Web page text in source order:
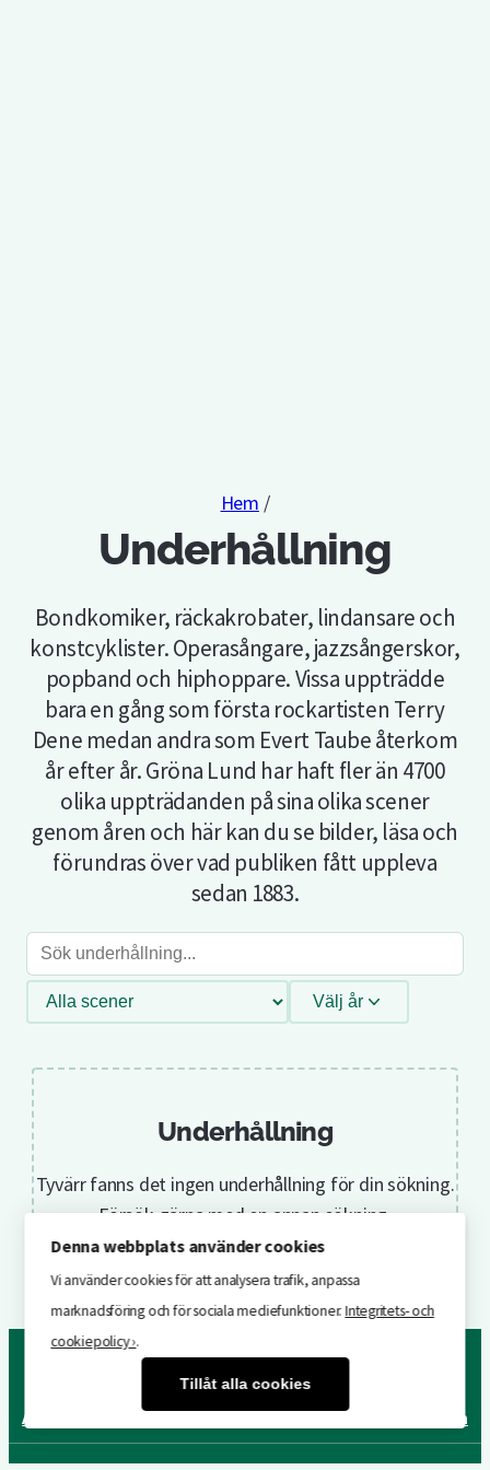
Hem /
Underhållning
Bondkomiker, räckakrobater, lindansare och
konstcyklister. Operasångare, jazzsångerskor,
popband och hiphoppare. Vissa uppträdde
bara en gång som första rockartisten Terry
Dene medan andra som Evert Taube återkom
år efter år. Gröna Lund har haft fler än 4700
olika uppträdanden på sina olika scener
genom åren och här kan du se bilder, läsa och
förundras över vad publiken fått uppleva
sedan 1883.
Sök
underhållning
Filtrera
efter
Välj år
Underhållning
Tyvärr fanns det ingen underhållning för din sökning.
Försök gärna med en annan sökning.
Attraktioner UnderhållningÅr för årByggnader & områden
Denna webbplats använder cookies
Vi använder cookies för att analysera trafik, anpassa
marknadsföring och för sociala mediefunktioner.Integritets- och
cookiepolicy ›.
Tillåt alla cookies